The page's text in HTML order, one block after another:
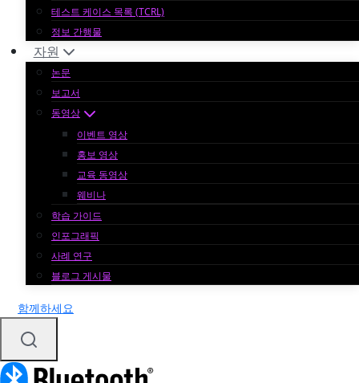
테스트 케이스 목록 (TCRL)
정보 간행물
자원
논문
보고서
동영상
이벤트 영상
홍보 영상
교육 동영상
웨비나
학습 가이드
인포그래픽
사례 연구
블로그 게시물
함께하세요